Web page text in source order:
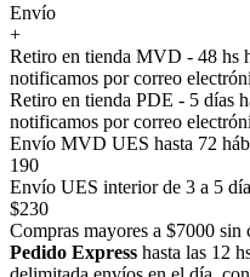
Envío
+
Retiro en tienda MVD - 48 hs
notificamos por correo
Retiro en tienda PDE - 5 días
notificamos por correo
Envío MVD UES hasta 72
190
Envío UES interior de 3 a 5
$230
Compras mayores a $7000 sin
Pedido Express hasta las 12